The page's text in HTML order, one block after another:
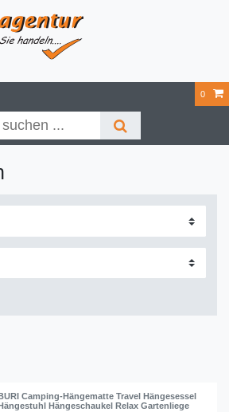
0
BURI Camping-Hängematte Travel Hängesessel
Hängestuhl Hängeschaukel Relax Gartenliege